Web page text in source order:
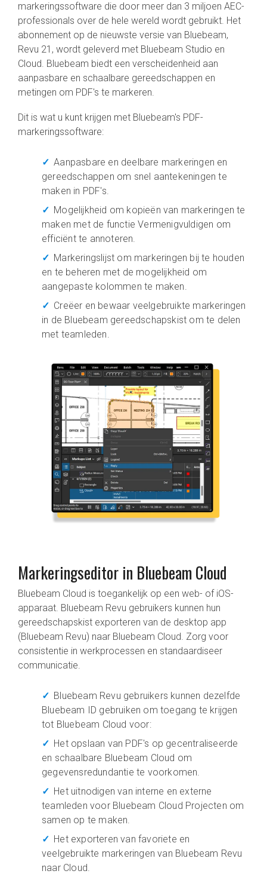
markeringssoftware die door meer dan 3 miljoen AEC-
professionals over de hele wereld wordt gebruikt. Het
abonnement op de nieuwste versie van Bluebeam,
Revu 21, wordt geleverd met Bluebeam Studio en
Cloud. Bluebeam biedt een verscheidenheid aan
aanpasbare en schaalbare gereedschappen en
metingen om PDF's te markeren.
Dit is wat u kunt krijgen met Bluebeam's PDF-
markeringssoftware:
Aanpasbare en deelbare markeringen en
gereedschappen om snel aantekeningen te
maken in PDF's.
Mogelijkheid om kopieën van markeringen te
maken met de functie Vermenigvuldigen om
efficiënt te annoteren.
Markeringslijst om markeringen bij te houden
en te beheren met de mogelijkheid om
aangepaste kolommen te maken.
Creëer en bewaar veelgebruikte markeringen
in de Bluebeam gereedschapskist om te delen
met teamleden.
Markeringseditor in Bluebeam Cloud
Bluebeam Cloud is toegankelijk op een web- of iOS-
apparaat. Bluebeam Revu gebruikers kunnen hun
gereedschapskist exporteren van de desktop app
(Bluebeam Revu) naar Bluebeam Cloud. Zorg voor
consistentie in werkprocessen en standaardiseer
communicatie.
Bluebeam Revu gebruikers kunnen dezelfde
Bluebeam ID gebruiken om toegang te krijgen
tot Bluebeam Cloud voor:
Het opslaan van PDF's op gecentraliseerde
en schaalbare Bluebeam Cloud om
gegevensredundantie te voorkomen.
Het uitnodigen van interne en externe
teamleden voor Bluebeam Cloud Projecten om
samen op te maken.
Het exporteren van favoriete en
veelgebruikte markeringen van Bluebeam Revu
naar Cloud.